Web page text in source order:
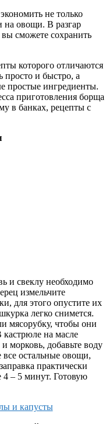
не только
на овощи. В разгар
сможете сохранить
которого отличаются
просто и быстро, а
простые ингредиенты.
приготовления борща
в банках, рецепты с
и свеклу необходимо
измельчите
для этого опустите их
легко снимется.
мясорубку, чтобы они
на масле
морковь, добавьте воду
все остальные овощи,
практически
4 – 5 минут. Готовую